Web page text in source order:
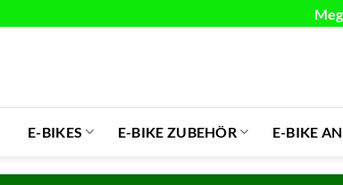
E-BIKES E-BIKE ZUBEHÖR E-BIKE